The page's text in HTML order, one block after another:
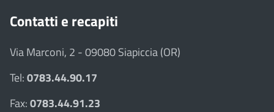
Contatti e recapiti
Via Marconi, 2 - 09080 Siapiccia (OR)
Tel:0783.44.90.17
Fax:0783.44.91.23